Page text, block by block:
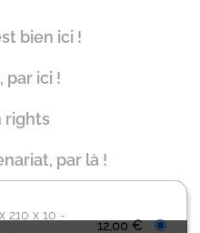
210 x 10
12,00 €
bien ici !
par ici !
rights
par là !